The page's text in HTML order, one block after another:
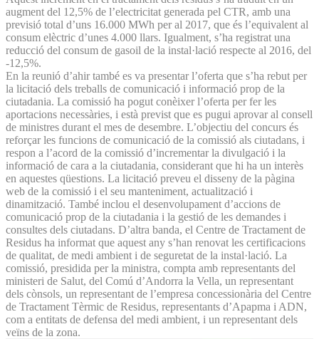
augment del 12,5% de l’electricitat generada pel CTR, amb una
previsió total d’uns 16.000 MWh per al 2017, que és l’equivalent al
consum elèctric d’unes 4.000 llars. Igualment, s’ha registrat una
reducció del consum de gasoil de la instal·lació respecte al 2016, del
-12,5%.
En la reunió d’ahir també es va presentar l’oferta que s’ha rebut per
la licitació dels treballs de comunicació i informació prop de la
ciutadania. La comissió ha pogut conèixer l’oferta per fer les
aportacions necessàries, i està previst que es pugui aprovar al consell
de ministres durant el mes de desembre. L’objectiu del concurs és
reforçar les funcions de comunicació de la comissió als ciutadans, i
respon a l’acord de la comissió d’incrementar la divulgació i la
informació de cara a la ciutadania, considerant que hi ha un interès
en aquestes qüestions. La licitació preveu el disseny de la pàgina
web de la comissió i el seu manteniment, actualització i
dinamització. També inclou el desenvolupament d’accions de
comunicació prop de la ciutadania i la gestió de les demandes i
consultes dels ciutadans. D’altra banda, el Centre de Tractament de
Residus ha informat que aquest any s’han renovat les certificacions
de qualitat, de medi ambient i de seguretat de la instal·lació. La
comissió, presidida per la ministra, compta amb representants del
ministeri de Salut, del Comú d’Andorra la Vella, un representant
dels cònsols, un representant de l’empresa concessionària del Centre
de Tractament Tèrmic de Residus, representants d’Apapma i ADN,
com a entitats de defensa del medi ambient, i un representant dels
veïns de la zona.